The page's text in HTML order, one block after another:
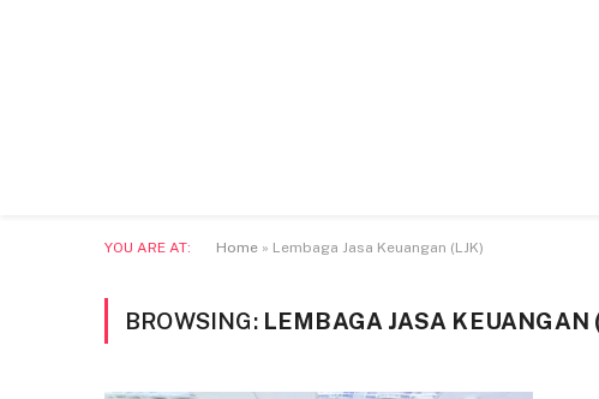
YOU ARE AT: Home » Lembaga Jasa Keuangan (LJK)
BROWSING: LEMBAGA JASA KEUANGAN